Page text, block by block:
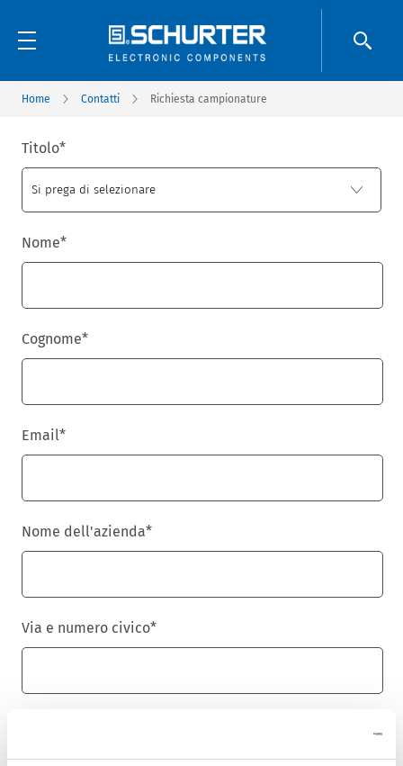
Home Contatti Richiesta campionature
Titolo*
Nome*
Cognome*
Email*
Nome dell'azienda*
Via e numero civico*